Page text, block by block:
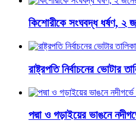
কিশোরীকে সংঘবদ্ধ ধর্ষণ, ২
রাষ্ট্রপতি নির্বাচনের
পদ্মা ও গড়াইয়ের ভাঙনে